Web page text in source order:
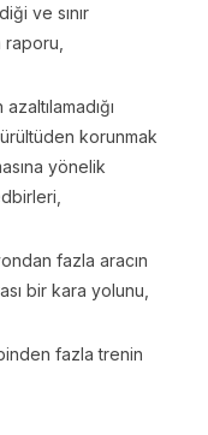
ve sınır
raporu,
korunmak
yönelik
fazla aracın
bir kara yolunu,
fazla trenin